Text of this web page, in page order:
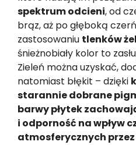
spektrum odcieni, od
brąz, aż po głęboką
zastosowaniu tlenków
śnieżnobiały kolor to
Zieleń można uzyskać,
natomiast błękit – dzięki
starannie dobrane
barwy płytek
i odporność na wpływ
atmosferycznych